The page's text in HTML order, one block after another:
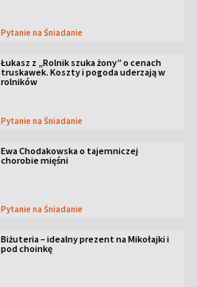
Pytanie na Śniadanie
Łukasz z „Rolnik szuka żony” o cenach
truskawek. Koszty i pogoda uderzają w
rolników
Pytanie na Śniadanie
Ewa Chodakowska o tajemniczej
chorobie mięśni
Pytanie na Śniadanie
Biżuteria – idealny prezent na Mikołajki i
pod choinkę